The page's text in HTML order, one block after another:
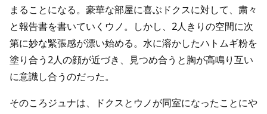
まることになる。豪華な部屋に喜ぶドクスに対して、粛々
と報告書を書いていくウノ。しかし、2人きりの空間に次
第に妙な緊張感が漂い始める。水に溶かしたハトムギ粉を
塗り合う2人の顔が近づき、見つめ合うと胸が高鳴り互い
に意識し合うのだった。
そのころジュナは、ドクスとウノが同室になったことにや